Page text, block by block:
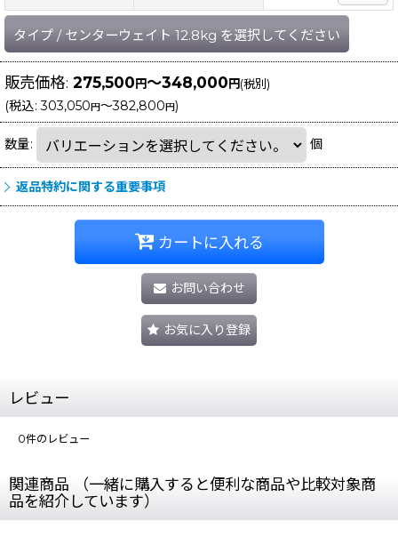
タイプ / センターウェイト 12.8kg を選択してください
販売価格: 275,500円～348,000円(税別)
(税込: 303,050円～382,800円)
数量: 個
返品特約に関する重要事項
カートに入れる
お問い合わせ
お気に入り登録
レビュー
0件のレビュー
関連商品 （一緒に購入すると便利な商品や比較対象商
品を紹介しています）